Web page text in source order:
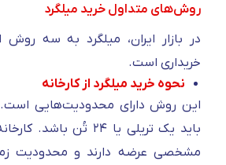
روش‌های متداول خرید میلگرد
در بازار ایران، میلگرد به سه
خریداری است.
نحوه خرید میلگرد از کارخانه
این روش دارای محدودیت‌هایی
باید یک تریلی یا ۲۴ تُن
مشخصی عرضه دارند و محدودیت